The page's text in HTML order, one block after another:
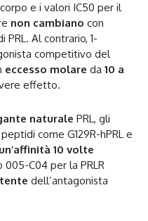
e i valori IC50 per il
non cambiano con
Al contrario, 1-
competitivo del
eccesso molare da 10 a
effetto.
naturale PRL, gli
come G129R-hPRL e
un’affinità 10 volte
005-C04 per la PRLR
dell’antagonista